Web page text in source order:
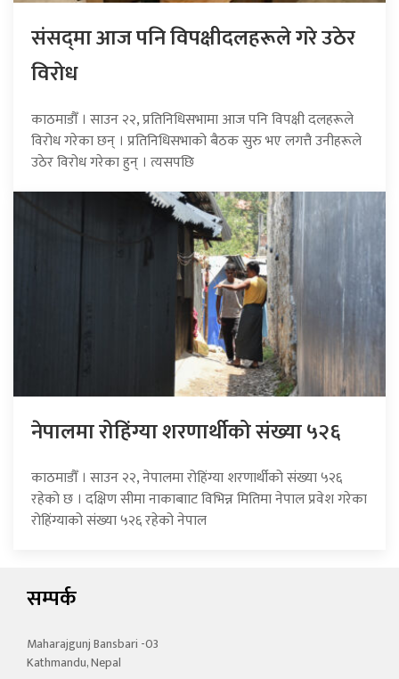
संसद्‍मा आज पनि विपक्षीदलहरूले गरे उठेर
विरोध
काठमाडौँ । साउन २२, प्रतिनिधिसभामा आज पनि विपक्षी दलहरूले
विरोध गरेका छन् । प्रतिनिधिसभाको बैठक सुरु भए लगत्तै उनीहरूले
उठेर विरोध गरेका हुन् । त्यसपछि
नेपालमा रोहिंग्या शरणार्थीको संख्या ५२६
काठमाडौँ । साउन २२, नेपालमा रोहिंग्या शरणार्थीको संख्या ५२६
रहेको छ । दक्षिण सीमा नाकाबााट विभिन्न मितिमा नेपाल प्रवेश गरेका
रोहिंग्याको संख्या ५२६ रहेको नेपाल
सम्पर्क
Maharajgunj Bansbari -03
Kathmandu, Nepal